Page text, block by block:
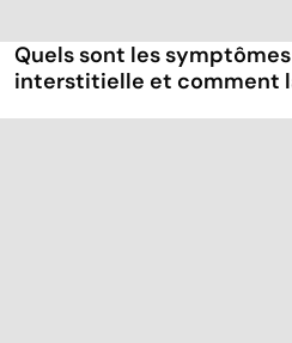
Quels sont les
interstitielle et comment